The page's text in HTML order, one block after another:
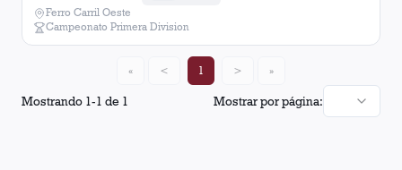
Ferro Carril Oeste
Campeonato Primera Division
Mostrando 1-1 de 1 Mostrar por página:
« < 1 > »